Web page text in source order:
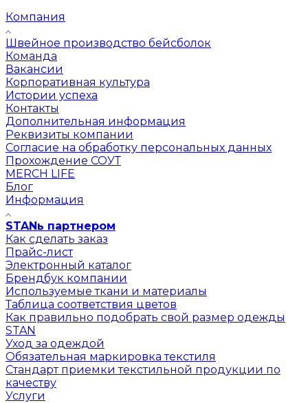
Компания
Швейное производство бейсболок
Команда
Вакансии
Корпоративная культура
Истории успеха
Контакты
Дополнительная информация
Реквизиты компании
Согласие на обработку персональных данных
Прохождение СОУТ
MERCH LIFE
Блог
Информация
STANь партнером
Как сделать заказ
Прайс-лист
Электронный каталог
Брендбук компании
Используемые ткани и материалы
Таблица соответствия цветов
Как правильно подобрать свой размер одежды
STAN
Уход за одеждой
Обязательная маркировка текстиля
Стандарт приемки текстильной продукции по
качеству
Услуги